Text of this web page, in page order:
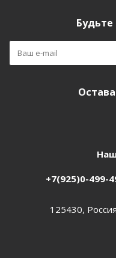
Будьте
+7(925)0-499-
125430,